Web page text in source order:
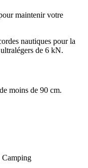
maintenir votre
nautiques pour la
de 6 kN.
moins de 90 cm.
Camping